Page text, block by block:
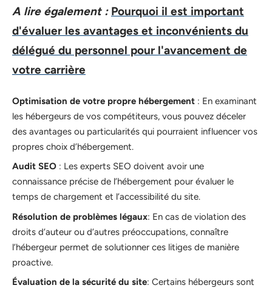
A lire également : Pourquoi il est important
d'évaluer les avantages et inconvénients du
délégué du personnel pour l'avancement de
votre carrière
Optimisation de votre propre hébergement : En examinant
les hébergeurs de vos compétiteurs, vous pouvez déceler
des avantages ou particularités qui pourraient influencer vos
propres choix d’hébergement.
Audit SEO : Les experts SEO doivent avoir une
connaissance précise de l’hébergement pour évaluer le
temps de chargement et l’accessibilité du site.
Résolution de problèmes légaux: En cas de violation des
droits d’auteur ou d’autres préoccupations, connaître
l’hébergeur permet de solutionner ces litiges de manière
proactive.
Évaluation de la sécurité du site: Certains hébergeurs sont